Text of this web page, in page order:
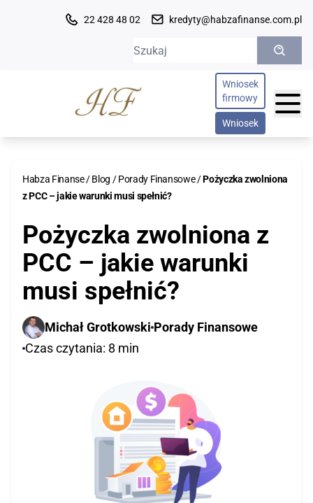
22 428 48 02 kredyty@habzafinanse.com.pl
Szukaj:
Wniosek
firmowy
Wniosek
Indywidualne
Kredyt konsolidacyjny
Konsolidacja chwilówek
Kredyt oddłużeniowy
Kredyt refinansowy
Pożyczka gotówkowa
Pożyczka dla zadłużonych z komornikiem
Kredyt dla zadłużonych
Kredyt z opóźnieniami w BIK
Kredyt dla obcokrajowca w Polsce
Loan for a foreigner in Poland
ZESPÓŁ
KALKULATOR
KONTAKT
Habza Finanse/Blog /Porady Finansowe/Pożyczka zwolniona
z PCC – jakie warunki musi spełnić?
Pożyczka zwolniona z
PCC – jakie warunki
musi spełnić?
Michał Grotkowski Porady Finansowe
Czas czytania: 8 min